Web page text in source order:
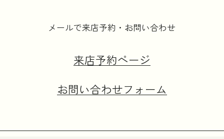
メールで来店予約・お問い合わせ
来店予約ページ
お問い合わせフォーム